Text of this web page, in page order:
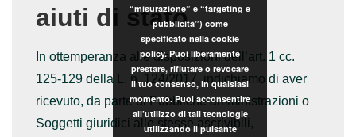
aiuti di stato
In ottemperanza alle disposizioni dell’art. 1 cc.
125-129 della L. n. 124/2017, indichiamo di aver
ricevuto, da parte di Pubbliche amministrazioni o
Soggetti giuridici alle stesse ascrivibili,
“misurazione” e “targeting e
pubblicità”) come
specificato nella cookie
policy. Puoi liberamente
prestare, rifiutare o revocare
il tuo consenso, in qualsiasi
momento. Puoi acconsentire
all’utilizzo di tali tecnologie
utilizzando il pulsante